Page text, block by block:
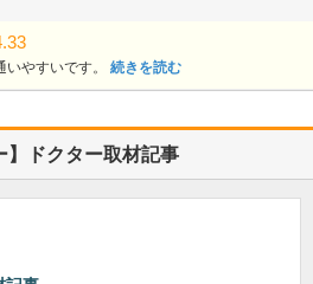
やすいです。 続きを読む
】ドクター取材記事